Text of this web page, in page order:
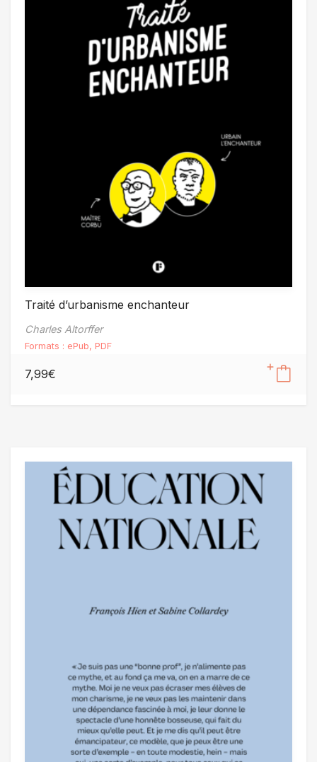
Traité d’urbanisme enchanteur
Charles Altorffer
Formats : ePub, PDF
7,99€